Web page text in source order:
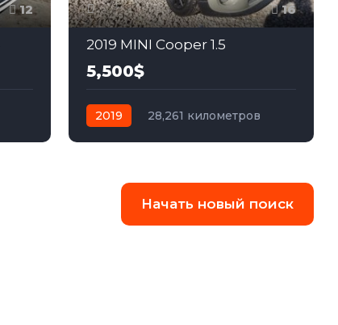
12 16
2019 MINI Cooper 1.5
5,500$
2019
28,261 километров
Начать новый поиск